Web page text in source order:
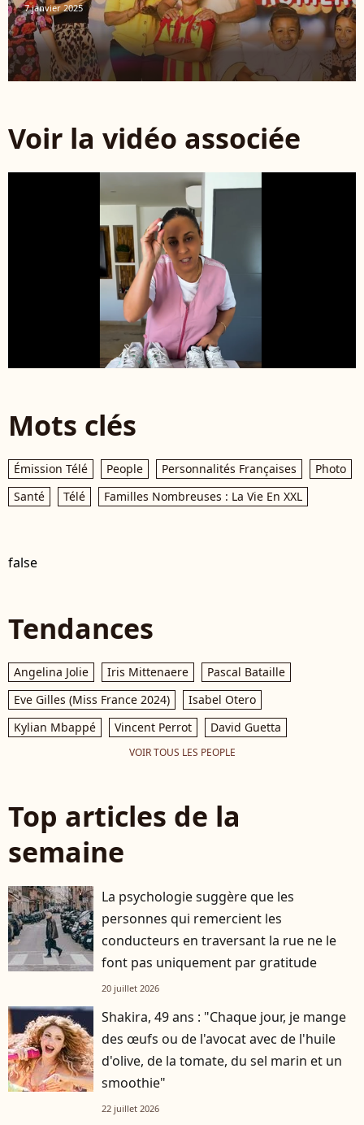
7 janvier 2025
Voir la vidéo associée
Mots clés
Émission Télé People Personnalités Françaises
Photo
Santé
Télé Familles Nombreuses : La Vie En XXL
false
Tendances
Angelina Jolie Iris Mittenaere
Pascal Bataille
Eve Gilles (Miss France 2024)
Isabel Otero
Kylian Mbappé
Vincent Perrot David Guetta
VOIR TOUS LES PEOPLE
Top articles de la
semaine
La psychologie suggère que les
personnes qui remercient les
conducteurs en traversant la rue ne le
font pas uniquement par gratitude
20 juillet 2026
Shakira, 49 ans : "Chaque jour, je mange
des œufs ou de l'avocat avec de l'huile
d'olive, de la tomate, du sel marin et un
smoothie"
22 juillet 2026